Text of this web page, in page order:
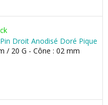
Droit Anodisé Doré Pique
/ 20 G - Cône : 02 mm